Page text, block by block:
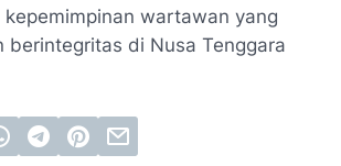
wartawan yang
berintegritas di Nusa Tenggara